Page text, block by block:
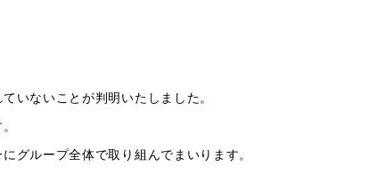
いないことが判明いたしました。
グループ全体で取り組んでまいります。